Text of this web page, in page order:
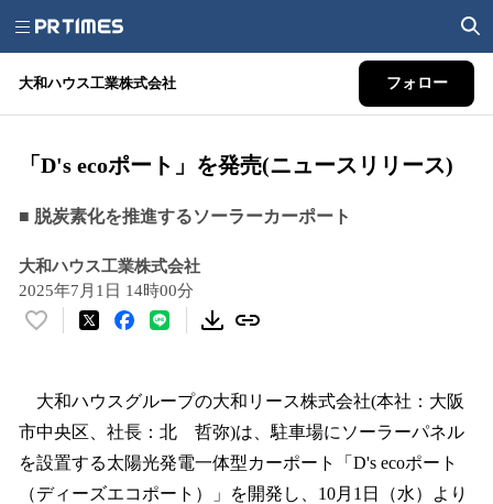
大和ハウス工業株式会社 フォロー
「D's ecoポート」を発売(ニュースリリース)
■ 脱炭素化を推進するソーラーカーポート
大和ハウス工業株式会社
2025年7月1日 14時00分
い
！
数
を
読
み
大和ハウスグループの大和リース株式会社(本社：大阪
市中央区、社長：北 哲弥)は、駐車場にソーラーパネル
を設置する太陽光発電一体型カーポート「D's ecoポート
（ディーズエコポート）」を開発し、10月1日（水）より